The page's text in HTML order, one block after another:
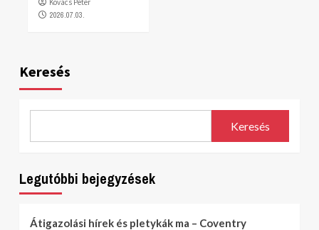
Kovács Péter
2026.07.03.
Keresés
Keresés
Legutóbbi bejegyzések
Átigazolási hírek és pletykák ma – Coventry